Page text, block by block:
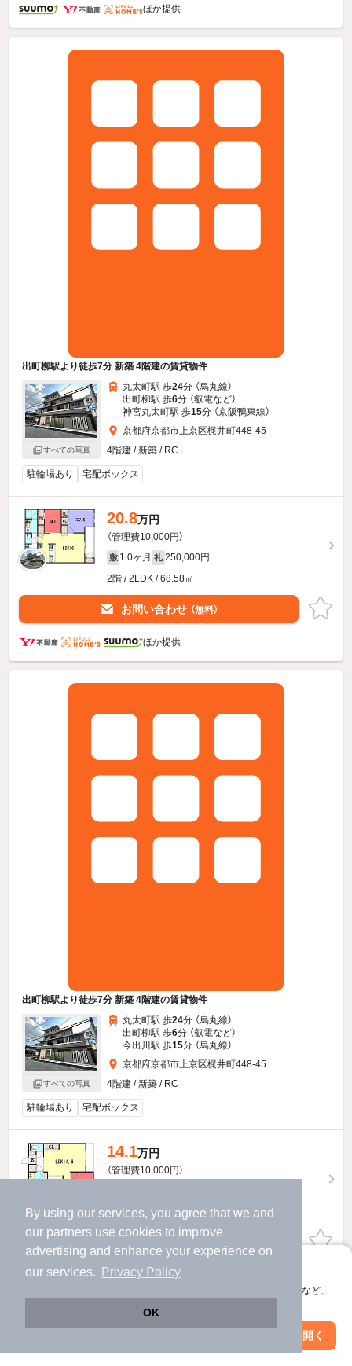
By using our services, you agree that we and
our partners use cookies to improve
advertising and enhance your experience on
our services.
Privacy Policy
OK
アプリに切り替えて、サクサクお部屋探し
会員登録なしですぐ使える。マップ検索やお気に入り保存など、
アプリを開く
ほか提供
出町柳駅より徒歩7分 新築 4階建の賃貸物件
すべての写真
丸太町駅 歩24分 （烏丸線）
出町柳駅 歩6分 （叡電など）
神宮丸太町駅 歩15分 （京阪鴨東線）
京都府京都市上京区梶井町448-45
4階建 / 新築 / RC
駐輪場あり 宅配ボックス
20.8万円
（管理費10,000円）
敷 1.0ヶ月 礼 250,000円
2階 / 2LDK / 68.58㎡
お問い合わせ （無料）
ほか提供
出町柳駅より徒歩7分 新築 4階建の賃貸物件
すべての写真
丸太町駅 歩24分 （烏丸線）
出町柳駅 歩6分 （叡電など）
今出川駅 歩15分 （烏丸線）
京都府京都市上京区梶井町448-45
4階建 / 新築 / RC
駐輪場あり 宅配ボックス
14.1万円
（管理費10,000円）
2階 / 1LDK / 48.39㎡
ほか提供
絞り込み条件を変更